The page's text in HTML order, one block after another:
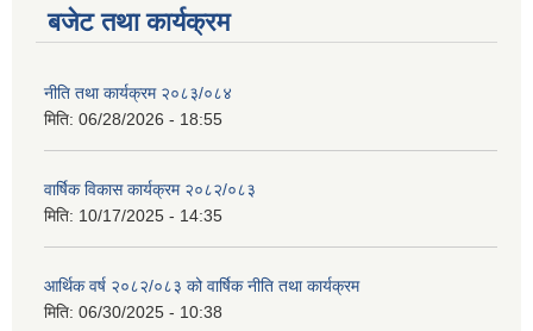
बजेट तथा कार्यक्रम
नीति तथा कार्यक्रम २०८३/०८४
मिति: 06/28/2026 - 18:55
वार्षिक विकास कार्यक्रम २०८२/०८३
मिति: 10/17/2025 - 14:35
आर्थिक वर्ष २०८२/०८३ को वार्षिक नीति तथा कार्यक्रम
मिति: 06/30/2025 - 10:38